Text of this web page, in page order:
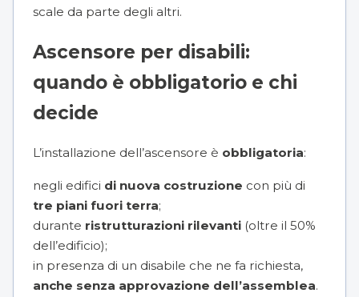
scale da parte degli altri.
Ascensore per disabili:
quando è obbligatorio e chi
decide
L’installazione dell’ascensore è obbligatoria:
negli edifici di nuova costruzione con più di
tre piani fuori terra;
durante ristrutturazioni rilevanti (oltre il 50%
dell’edificio);
in presenza di un disabile che ne fa richiesta,
anche senza approvazione dell’assemblea.